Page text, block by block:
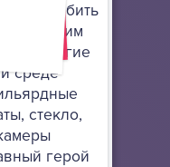
чтобы бить
высоким
Многие
среде
стекло,
герой